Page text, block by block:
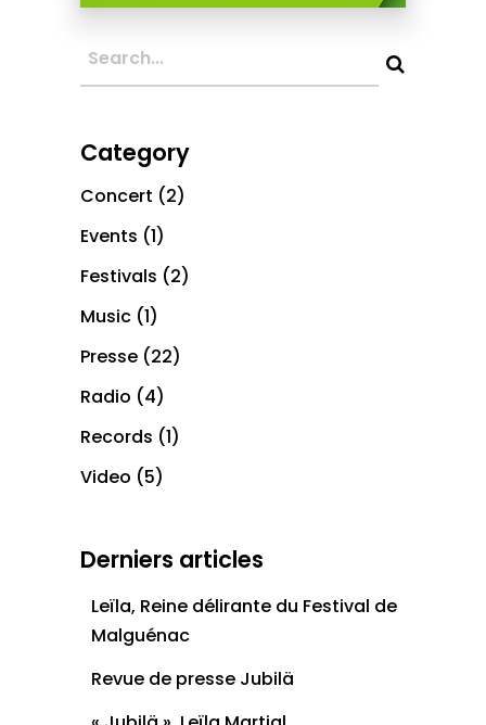
Category
Concert (2)
Events (1)
Festivals (2)
Music (1)
Presse (22)
Radio (4)
Records (1)
Video (5)
Derniers articles
Leïla, Reine délirante du Festival de
Malguénac
Revue de presse Jubilä